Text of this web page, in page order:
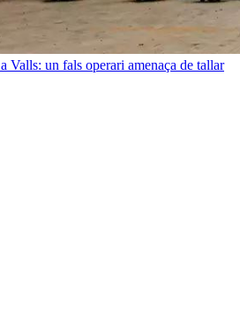
Valls: un fals operari amenaça de tallar